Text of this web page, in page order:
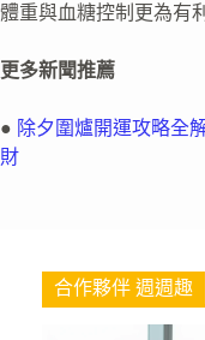
體重與血糖控制更為有
更多新聞推薦
● 除夕圍爐開運攻略全
財
合作夥伴 週週趣